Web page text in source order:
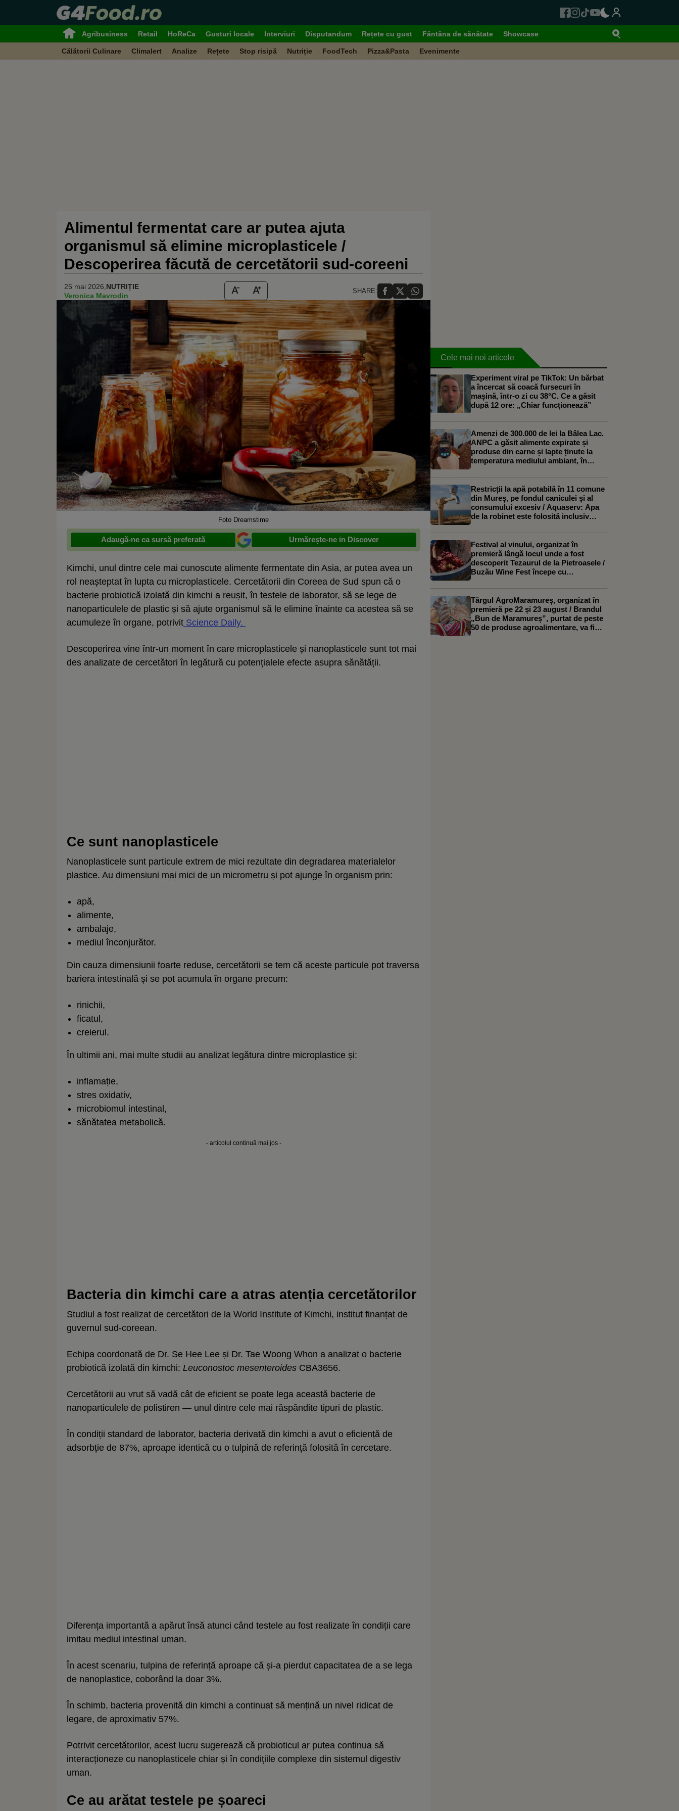
Agribusiness Retail HoReCa Gusturi locale Interviuri Disputandum Rețete cu gust Fântâna de sănătate Showcase
Călătorii Culinare Climalert Analize Rețete Stop risipă Nutriție FoodTech Pizza&Pasta Evenimente
Alimentul fermentat care ar putea ajuta
organismul să elimine microplasticele /
Descoperirea făcută de cercetătorii sud-coreeni
25 mai 2026, NUTRIȚIE
Veronica Mavrodin
SHARE:
Foto Dreamstime
Adaugă-ne ca sursă preferată Urmărește-ne in Discover
Kimchi, unul dintre cele mai cunoscute alimente fermentate din Asia, ar putea avea un
rol neașteptat în lupta cu microplasticele. Cercetătorii din Coreea de Sud spun că o
bacterie probiotică izolată din kimchi a reușit, în testele de laborator, să se lege de
nanoparticulele de plastic și să ajute organismul să le elimine înainte ca acestea să se
acumuleze în organe, potrivit Science Daily.
Descoperirea vine într-un moment în care microplasticele și nanoplasticele sunt tot mai
des analizate de cercetători în legătură cu potențialele efecte asupra sănătății.
Ce sunt nanoplasticele
Nanoplasticele sunt particule extrem de mici rezultate din degradarea materialelor
plastice. Au dimensiuni mai mici de un micrometru și pot ajunge în organism prin:
apă,
alimente,
ambalaje,
mediul înconjurător.
Din cauza dimensiunii foarte reduse, cercetătorii se tem că aceste particule pot traversa
bariera intestinală și se pot acumula în organe precum:
rinichii,
ficatul,
creierul.
În ultimii ani, mai multe studii au analizat legătura dintre microplastice și:
inflamație,
stres oxidativ,
microbiomul intestinal,
sănătatea metabolică.
- articolul continuă mai jos -
Bacteria din kimchi care a atras atenția cercetătorilor
Studiul a fost realizat de cercetători de la World Institute of Kimchi, institut finanțat de
guvernul sud-coreean.
Echipa coordonată de Dr. Se Hee Lee și Dr. Tae Woong Whon a analizat o bacterie
probiotică izolată din kimchi: Leuconostoc mesenteroides CBA3656.
Cercetătorii au vrut să vadă cât de eficient se poate lega această bacterie de
nanoparticulele de polistiren — unul dintre cele mai răspândite tipuri de plastic.
În condiții standard de laborator, bacteria derivată din kimchi a avut o eficiență de
adsorbție de 87%, aproape identică cu o tulpină de referință folosită în cercetare.
Diferența importantă a apărut însă atunci când testele au fost realizate în condiții care
imitau mediul intestinal uman.
În acest scenariu, tulpina de referință aproape că și-a pierdut capacitatea de a se lega
de nanoplastice, coborând la doar 3%.
În schimb, bacteria provenită din kimchi a continuat să mențină un nivel ridicat de
legare, de aproximativ 57%.
Potrivit cercetătorilor, acest lucru sugerează că probioticul ar putea continua să
interacționeze cu nanoplasticele chiar și în condițiile complexe din sistemul digestiv
uman.
Ce au arătat testele pe șoareci
Cele mai noi articole
Experiment viral pe TikTok: Un bărbat
a încercat să coacă fursecuri în
mașină, într-o zi cu 38°C. Ce a găsit
după 12 ore: „Chiar funcționează”
Amenzi de 300.000 de lei la Bâlea Lac.
ANPC a găsit alimente expirate și
produse din carne și lapte ținute la
temperatura mediului ambiant, în
Restricții la apă potabilă în 11 comune
din Mureș, pe fondul caniculei și al
consumului excesiv / Aquaserv: Apa
de la robinet este folosită inclusiv
Festival al vinului, organizat în
premieră lângă locul unde a fost
descoperit Tezaurul de la Pietroasele /
Buzău Wine Fest începe cu
picioarele goale
Târgul AgroMaramureș, organizat în
premieră pe 22 și 23 august / Brandul
„Bun de Maramureș”, purtat de peste
50 de produse agroalimentare, va fi